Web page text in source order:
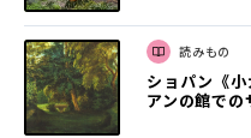
読みもの
ショパン《
アンの館での